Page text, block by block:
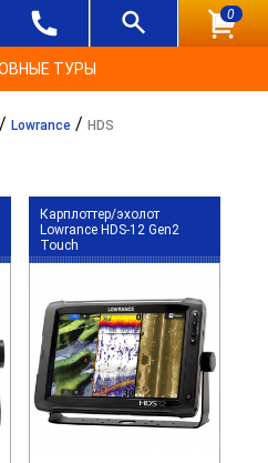
0
ТУРЫ
/ Lowrance / HDS
Карплоттер/эхолот
Lowrance HDS-12 Gen2
Touch